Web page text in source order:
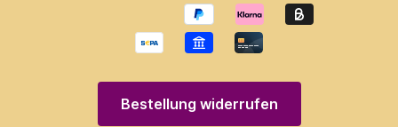
Bestellung widerrufen